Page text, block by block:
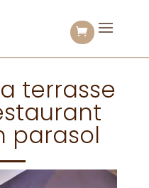
terrasse
parasol